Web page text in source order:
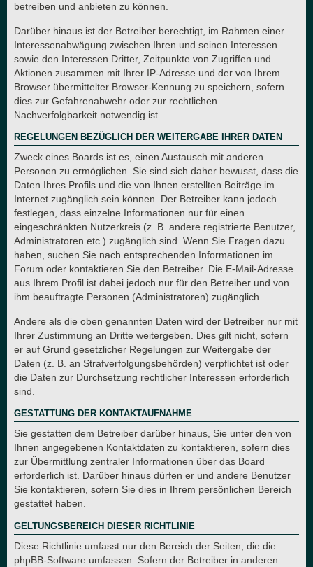
betreiben und anbieten zu können.
Darüber hinaus ist der Betreiber berechtigt, im Rahmen einer
Interessenabwägung zwischen Ihren und seinen Interessen
sowie den Interessen Dritter, Zeitpunkte von Zugriffen und
Aktionen zusammen mit Ihrer IP-Adresse und der von Ihrem
Browser übermittelter Browser-Kennung zu speichern, sofern
dies zur Gefahrenabwehr oder zur rechtlichen
Nachverfolgbarkeit notwendig ist.
REGELUNGEN BEZÜGLICH DER WEITERGABE IHRER DATEN
Zweck eines Boards ist es, einen Austausch mit anderen
Personen zu ermöglichen. Sie sind sich daher bewusst, dass die
Daten Ihres Profils und die von Ihnen erstellten Beiträge im
Internet zugänglich sein können. Der Betreiber kann jedoch
festlegen, dass einzelne Informationen nur für einen
eingeschränkten Nutzerkreis (z. B. andere registrierte Benutzer,
Administratoren etc.) zugänglich sind. Wenn Sie Fragen dazu
haben, suchen Sie nach entsprechenden Informationen im
Forum oder kontaktieren Sie den Betreiber. Die E-Mail-Adresse
aus Ihrem Profil ist dabei jedoch nur für den Betreiber und von
ihm beauftragte Personen (Administratoren) zugänglich.
Andere als die oben genannten Daten wird der Betreiber nur mit
Ihrer Zustimmung an Dritte weitergeben. Dies gilt nicht, sofern
er auf Grund gesetzlicher Regelungen zur Weitergabe der
Daten (z. B. an Strafverfolgungsbehörden) verpflichtet ist oder
die Daten zur Durchsetzung rechtlicher Interessen erforderlich
sind.
GESTATTUNG DER KONTAKTAUFNAHME
Sie gestatten dem Betreiber darüber hinaus, Sie unter den von
Ihnen angegebenen Kontaktdaten zu kontaktieren, sofern dies
zur Übermittlung zentraler Informationen über das Board
erforderlich ist. Darüber hinaus dürfen er und andere Benutzer
Sie kontaktieren, sofern Sie dies in Ihrem persönlichen Bereich
gestattet haben.
GELTUNGSBEREICH DIESER RICHTLINIE
Diese Richtlinie umfasst nur den Bereich der Seiten, die die
phpBB-Software umfassen. Sofern der Betreiber in anderen